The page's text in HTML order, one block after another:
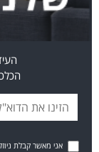
אני מאשר קבלת